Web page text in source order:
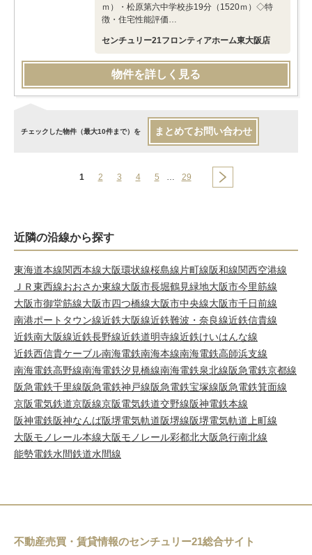
ｍ）・松原第六中学校歩19分（1520ｍ）◇特
徴・住宅性能評価…
センチュリー21フロンティアホーム東大阪店
物件を詳しく見る
チェックした物件（最大10件まで）を まとめてお問い合わせ
1 2 3 4 5 … 29
近隣の沿線から探す
東海道本線関西本線大阪環状線桜島線片町線阪和線関西空港線
ＪＲ東西線おおさか東線大阪市長堀鶴見緑地大阪市今里筋線
大阪市御堂筋線大阪市四つ橋線大阪市中央線大阪市千日前線
南港ポートタウン線近鉄大阪線近鉄難波・奈良線近鉄信貴線
近鉄南大阪線近鉄長野線近鉄道明寺線近鉄けいはんな線
近鉄西信貴ケーブル南海電鉄南海本線南海電鉄高師浜支線
南海電鉄高野線南海電鉄汐見橋線南海電鉄泉北線阪急電鉄京都線
阪急電鉄千里線阪急電鉄神戸線阪急電鉄宝塚線阪急電鉄箕面線
京阪電気鉄道京阪線京阪電気鉄道交野線阪神電鉄本線
阪神電鉄阪神なんば阪堺電気軌道阪堺線阪堺電気軌道上町線
大阪モノレール本線大阪モノレール彩都北大阪急行南北線
能勢電鉄水間鉄道水間線
不動産売買・賃貸情報のセンチュリー21総合サイト